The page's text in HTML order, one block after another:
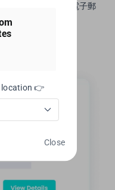
相匹配的短信和電子郵
了解情況。
location 👉
Close